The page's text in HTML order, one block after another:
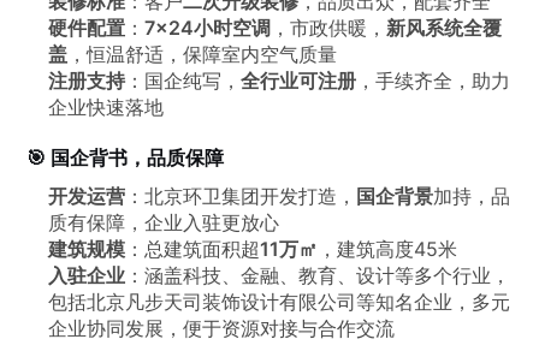
硬件配置 ：7×24小时空调 ，市政供暖， 新风系统全覆
盖 ，恒温舒适，保障室内空气质量
注册支持 ：国企纯写，全行业可注册 ，手续齐全，助力
企业快速落地
🎯 国企背书，品质保障
开发运营 ：北京环卫集团开发打造， 国企背景加持，品
质有保障，企业入驻更放心
建筑规模 ：总建筑面积超11万㎡ ，建筑高度45米
入驻企业 ：涵盖科技、金融、教育、设计等多个行业，
包括北京凡步天司装饰设计有限公司等知名企业，多元
企业协同发展，便于资源对接与合作交流